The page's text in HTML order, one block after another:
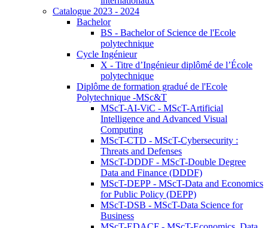
Catalogue 2023 - 2024
Bachelor
BS - Bachelor of Science de l'Ecole
polytechnique
Cycle Ingénieur
X - Titre d’Ingénieur diplômé de l’École
polytechnique
Diplôme de formation gradué de l'Ecole
Polytechnique -MSc&T
MScT-AI-ViC - MScT-Artificial
Intelligence and Advanced Visual
Computing
MScT-CTD - MScT-Cybersecurity :
Threats and Defenses
MScT-DDDF - MScT-Double Degree
Data and Finance (DDDF)
MScT-DEPP - MScT-Data and Economics
for Public Policy (DEPP)
MScT-DSB - MScT-Data Science for
Business